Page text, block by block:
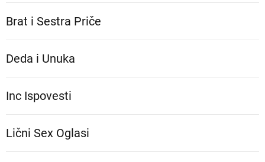
Brat i Sestra Priče
Deda i Unuka
Inc Ispovesti
Lični Sex Oglasi